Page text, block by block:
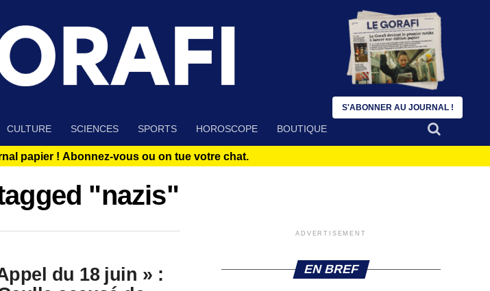
CULTURE SCIENCES SPORTS HOROSCOPE BOUTIQUE
papier ! Abonnez-vous ou on tue votre chat.
"nazis"
du 18 juin » :
ADVERTISEMENT
EN BREF
S'ABONNER AU JOURNAL !